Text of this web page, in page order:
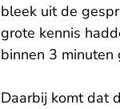
bleek uit de
grote kennis
binnen 3
Daarbij komt dat